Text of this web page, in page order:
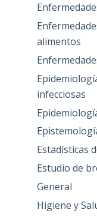
alimentos
infecciosas
Estadísticas
Estudio de
General
Higiene y